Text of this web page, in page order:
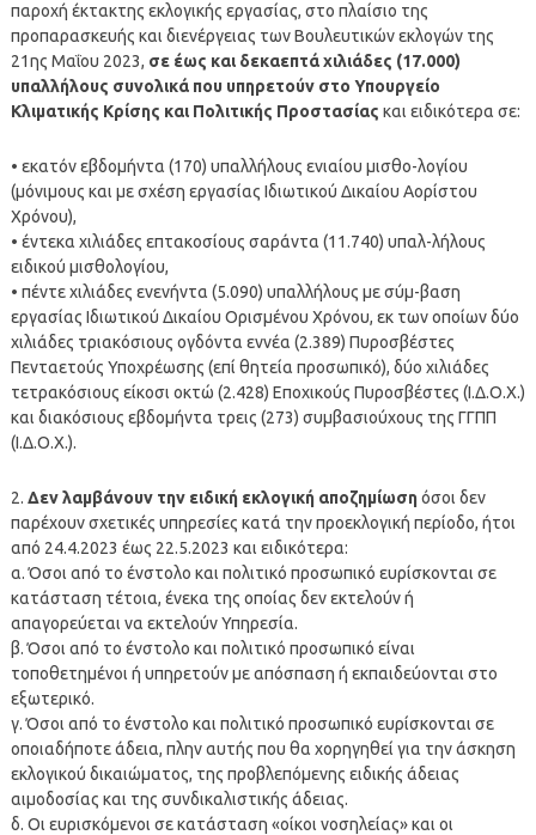
παροχή έκτακτης εκλογικής εργασίας, στο πλαίσιο της
προπαρασκευής και διενέργειας των Βουλευτικών εκλογών της
21ης Μαΐου 2023, σε έως και δεκαεπτά χιλιάδες (17.000)
υπαλλήλους συνολικά που υπηρετούν στο Υπουργείο
Κλιματικής Κρίσης και Πολιτικής Προστασίας και ειδικότερα σε:
• εκατόν εβδομήντα (170) υπαλλήλους ενιαίου μισθο-λογίου
(μόνιμους και με σχέση εργασίας Ιδιωτικού Δικαίου Αορίστου
Χρόνου),
• έντεκα χιλιάδες επτακοσίους σαράντα (11.740) υπαλ-λήλους
ειδικού μισθολογίου,
• πέντε χιλιάδες ενενήντα (5.090) υπαλλήλους με σύμ-βαση
εργασίας Ιδιωτικού Δικαίου Ορισμένου Χρόνου, εκ των οποίων δύο
χιλιάδες τριακόσιους ογδόντα εννέα (2.389) Πυροσβέστες
Πενταετούς Υποχρέωσης (επί θητεία προσωπικό), δύο χιλιάδες
τετρακόσιους είκοσι οκτώ (2.428) Εποχικούς Πυροσβέστες (Ι.Δ.Ο.Χ.)
και διακόσιους εβδομήντα τρεις (273) συμβασιούχους της ΓΓΠΠ
(Ι.Δ.Ο.Χ.).
2. Δεν λαμβάνουν την ειδική εκλογική αποζημίωσηόσοι δεν
παρέχουν σχετικές υπηρεσίες κατά την προεκλογική περίοδο, ήτοι
από 24.4.2023 έως 22.5.2023 και ειδικότερα:
α. Όσοι από το ένστολο και πολιτικό προσωπικό ευρίσκονται σε
κατάσταση τέτοια, ένεκα της οποίας δεν εκτελούν ή
απαγορεύεται να εκτελούν Υπηρεσία.
β. Όσοι από το ένστολο και πολιτικό προσωπικό είναι
τοποθετημένοι ή υπηρετούν με απόσπαση ή εκπαιδεύονται στο
εξωτερικό.
γ. Όσοι από το ένστολο και πολιτικό προσωπικό ευρίσκονται σε
οποιαδήποτε άδεια, πλην αυτής που θα χορηγηθεί για την άσκηση
εκλογικού δικαιώματος, της προβλεπόμενης ειδικής άδειας
αιμοδοσίας και της συνδικαλιστικής άδειας.
δ. Οι ευρισκόμενοι σε κατάσταση «οίκοι νοσηλείας» και οι